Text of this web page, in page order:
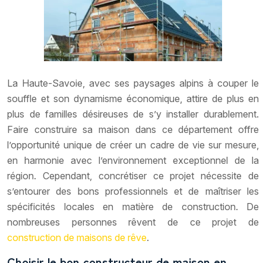
La Haute-Savoie, avec ses paysages alpins à couper le
souffle et son dynamisme économique, attire de plus en
plus de familles désireuses de s’y installer durablement.
Faire construire sa maison dans ce département offre
l’opportunité unique de créer un cadre de vie sur mesure,
en harmonie avec l’environnement exceptionnel de la
région. Cependant, concrétiser ce projet nécessite de
s’entourer des bons professionnels et de maîtriser les
spécificités locales en matière de construction. De
nombreuses personnes rêvent de ce projet de
construction de maisons de rêve.